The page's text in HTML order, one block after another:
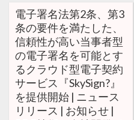
電子署名法第2条、第3
条の要件を満たした、
信頼性が高い当事者型
の電子署名を可能とす
るクラウド型電子契約
サービス『SkySign?』
を提供開始 | ニュース
リリース | お知らせ |